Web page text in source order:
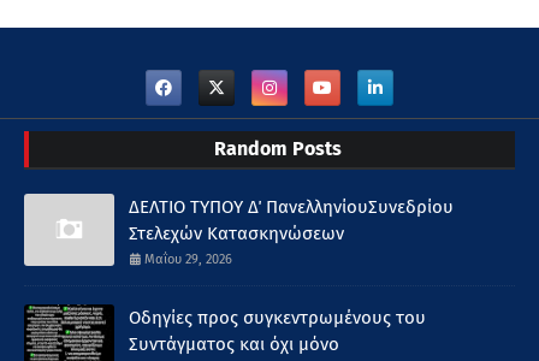
Random Posts
ΔΕΛΤΙΟ ΤΥΠΟΥ Δ΄ ΠανελληνίουΣυνεδρίου
Στελεχών Κατασκηνώσεων
Μαΐου 29, 2026
Οδηγίες προς συγκεντρωμένους του
Συντάγματος και όχι μόνο